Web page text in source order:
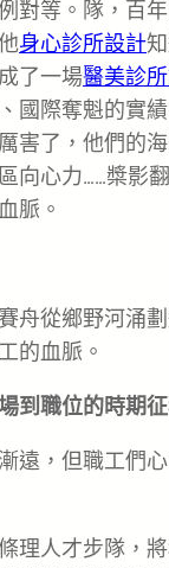
對等。隊，百
身心診所設計
了一場醫美診
國際奪魁的實
害了，他們的
向心力……槳影
脈。
舟從鄉野河涌
的血脈。
到職位的時期
遠，但職工們
理人才步隊，